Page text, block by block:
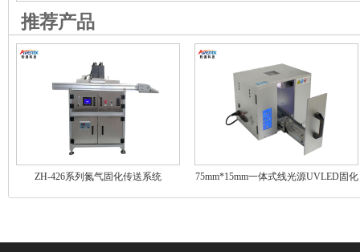
推荐产品
ZH-426系列氮气固化传送系统
75mm*15mm一体式线光源UVLED固化